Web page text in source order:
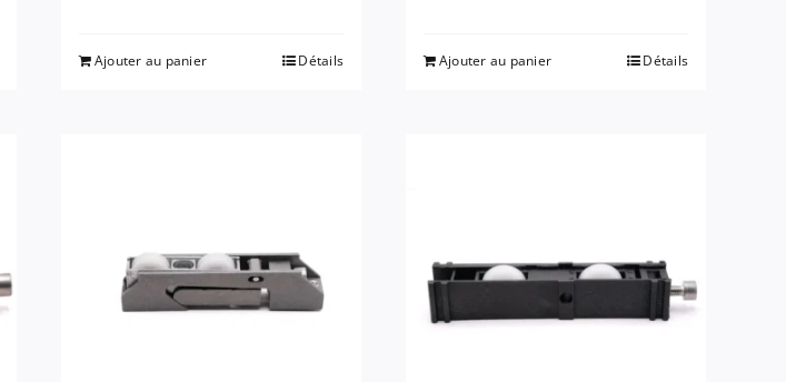
Ajouter au panier Détails Ajouter au panier Détails